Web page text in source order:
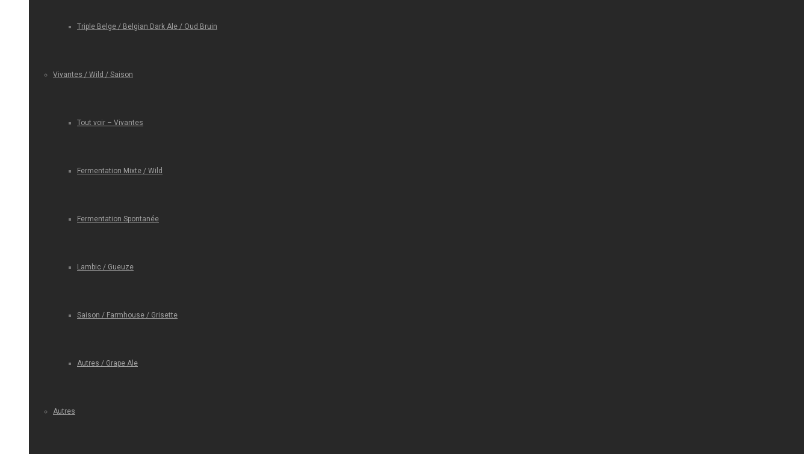
Triple Belge / Belgian Dark Ale / Oud Bruin
Vivantes / Wild / Saison
Tout voir – Vivantes
Fermentation Mixte / Wild
Fermentation Spontanée
Lambic / Gueuze
Saison / Farmhouse / Grisette
Autres / Grape Ale
Autres